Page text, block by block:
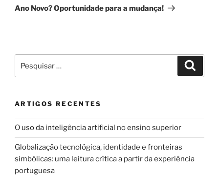
seguinte
Ano Novo? Oportunidade para a mudança!
por:
ARTIGOS RECENTES
O uso da inteligência artificial no ensino superior
Globalização tecnológica, identidade e fronteiras
simbólicas: uma leitura crítica a partir da experiência
portuguesa